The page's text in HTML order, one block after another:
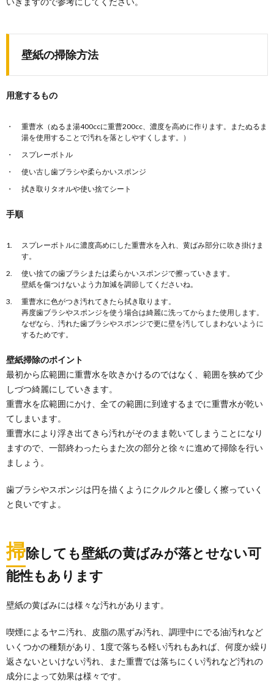
【書類整理術のコツ】家庭の書類を整理す
きな...
玄関の掃除に重曹を使ってピカピカにする
方法とキレイを保つコツ
お子さんが居る家庭でも安心して使うことができま
す。 ...
いろいろな場所の掃除に使用できる便利なエコ洗剤
「重曹」ですが、実は窓の掃除にも使うことができま
法について解説します
大掃除の時しか窓の掃除をしないという人も多いかも
でし...
タイルの掃除。お風呂場のタイル目地をキ
タイルの掃除は大変ですが、見て見ぬふりをすると、
車のホコリが気になる！掃除方法とおすす
めのアイテムをご紹介
壁紙の掃除方法
用意するもの
重曹水（ぬるま湯400ccに重曹200cc、濃度を高めに作ります。またぬるま
湯を使用することで汚れを落としやすくします。）
スプレーボトル
使い古し歯ブラシや柔らかいスポンジ
拭き取りタオルや使い捨てシート
手順
スプレーボトルに濃度高めにした重曹水を入れ、黄ばみ部分に吹き掛けま
す。
使い捨ての歯ブラシまたは柔らかいスポンジで擦っていきます。
壁紙を傷つけないよう力加減を調節してくださいね。
重曹水に色がつき汚れてきたら拭き取ります。
再度歯ブラシやスポンジを使う場合は綺麗に洗ってからまた使用します。
なぜなら、汚れた歯ブラシやスポンジで更に壁を汚してしまわないように
するためです。
壁紙掃除のポイント
最初から広範囲に重曹水を吹きかけるのではなく、範囲を狭めて少
しづつ綺麗にしていきます。
重曹水を広範囲にかけ、全ての範囲に到達するまでに重曹水が乾い
てしまいます。
重曹水により浮き出てきら汚れがそのまま乾いてしまうことになり
ますので、一部終わったらまた次の部分と徐々に進めて掃除を行い
ましょう。
歯ブラシやスポンジは円を描くようにクルクルと優しく擦っていく
と良いですよ。
掃除しても壁紙の黄ばみが落とせない可
能性もあります
壁紙の黄ばみには様々な汚れがあります。
喫煙によるヤニ汚れ、皮脂の黒ずみ汚れ、調理中にでる油汚れなど
いくつかの種類があり、1度で落ちる軽い汚れもあれば、何度か繰り
返さないといけない汚れ、また重曹では落ちにくい汚れなど汚れの
成分によって効果は様々です。